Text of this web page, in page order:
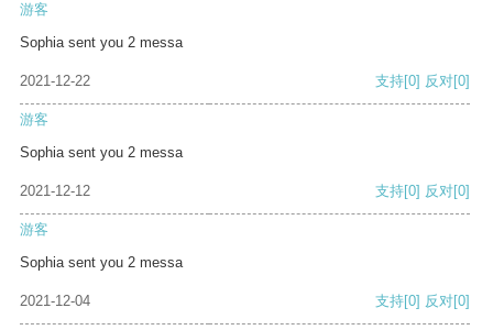
游客
Sophia sent you 2 messa
2021-12-22 支持[0] 反对[0]
游客
Sophia sent you 2 messa
2021-12-12 支持[0] 反对[0]
游客
Sophia sent you 2 messa
2021-12-04 支持[0] 反对[0]